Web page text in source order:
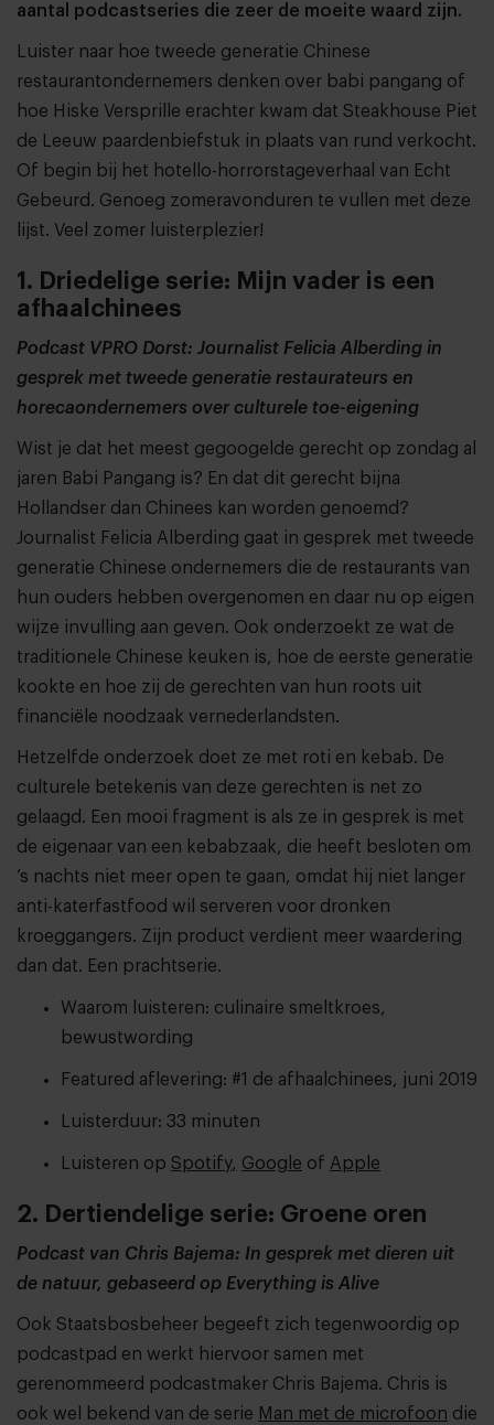
aantal podcastseries die zeer de moeite waard zijn.
Luister naar hoe tweede generatie Chinese
restaurantondernemers denken over babi pangang of
hoe Hiske Versprille erachter kwam dat Steakhouse Piet
de Leeuw paardenbiefstuk in plaats van rund verkocht.
Of begin bij het hotello-horrorstageverhaal van Echt
Gebeurd. Genoeg zomeravonduren te vullen met deze
lijst. Veel zomer luisterplezier!
1. Driedelige serie: Mijn vader is een
afhaalchinees
Podcast VPRO Dorst: Journalist Felicia Alberding in
gesprek met tweede generatie restaurateurs en
horecaondernemers over culturele toe-eigening
Wist je dat het meest gegoogelde gerecht op zondag al
jaren Babi Pangang is? En dat dit gerecht bijna
Hollandser dan Chinees kan worden genoemd?
Journalist Felicia Alberding gaat in gesprek met tweede
generatie Chinese ondernemers die de restaurants van
hun ouders hebben overgenomen en daar nu op eigen
wijze invulling aan geven. Ook onderzoekt ze wat de
traditionele Chinese keuken is, hoe de eerste generatie
kookte en hoe zij de gerechten van hun roots uit
financiële noodzaak vernederlandsten.
Hetzelfde onderzoek doet ze met roti en kebab. De
culturele betekenis van deze gerechten is net zo
gelaagd. Een mooi fragment is als ze in gesprek is met
de eigenaar van een kebabzaak, die heeft besloten om
’s nachts niet meer open te gaan, omdat hij niet langer
anti-katerfastfood wil serveren voor dronken
kroeggangers. Zijn product verdient meer waardering
dan dat. Een prachtserie.
Waarom luisteren: culinaire smeltkroes,
bewustwording
Featured aflevering: #1 de afhaalchinees, juni 2019
Luisterduur: 33 minuten
Luisteren op Spotify, Google of Apple
2. Dertiendelige serie: Groene oren
Podcast van Chris Bajema: In gesprek met dieren uit
de natuur, gebaseerd op Everything is Alive
Ook Staatsbosbeheer begeeft zich tegenwoordig op
podcastpad en werkt hiervoor samen met
gerenommeerd podcastmaker Chris Bajema. Chris is
ook wel bekend van de serie Man met de microfoon die